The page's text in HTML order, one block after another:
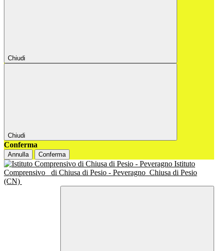
Chiudi
Chiudi
Conferma
Annulla Conferma
Istituto
Comprensivo
di Chiusa di Pesio - Peveragno Chiusa di Pesio
(CN)